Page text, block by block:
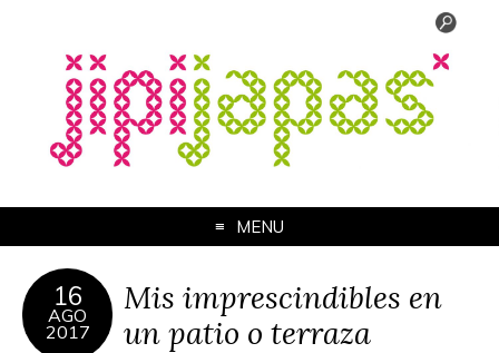
MENU
16
AGO
2017
Mis imprescindibles en
un patio o terraza